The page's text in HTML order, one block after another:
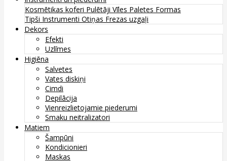
Kosmētikas koferi Pulētāji Vīles Paletes Formas
Tipši Instrumenti Otiņas Frezas uzgaļi
Dekors
Efekti
Uzlīmes
Higiēna
Salvetes
Vates diskiņi
Cimdi
Depilācija
Vienreizlietojamie piederumi
Smaku neitralizatori
Matiem
Šampūni
Kondicionieri
Maskas